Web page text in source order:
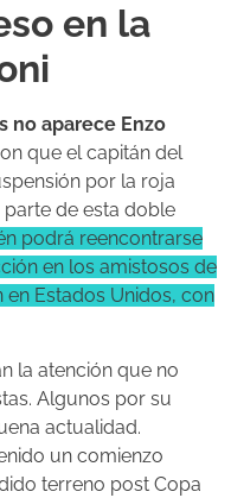
en la
no aparece Enzo
que el capitán del
por la roja
de esta doble
podrá reencontrarse
en los amistosos de
Estados Unidos, con
la atención que no
Algunos por su
actualidad.
un comienzo
terreno post Copa